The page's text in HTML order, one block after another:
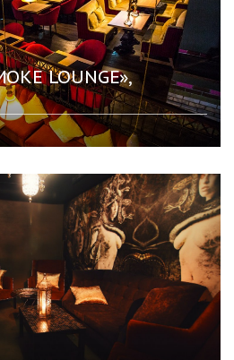
LOUNGE»,